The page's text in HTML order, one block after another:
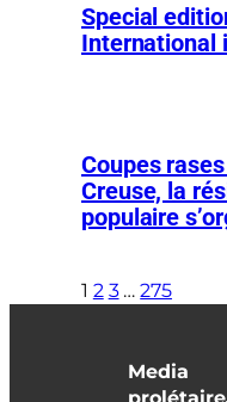
Special
International
Coupes
Creuse, la
populaire
1 2 3 … 275
Media